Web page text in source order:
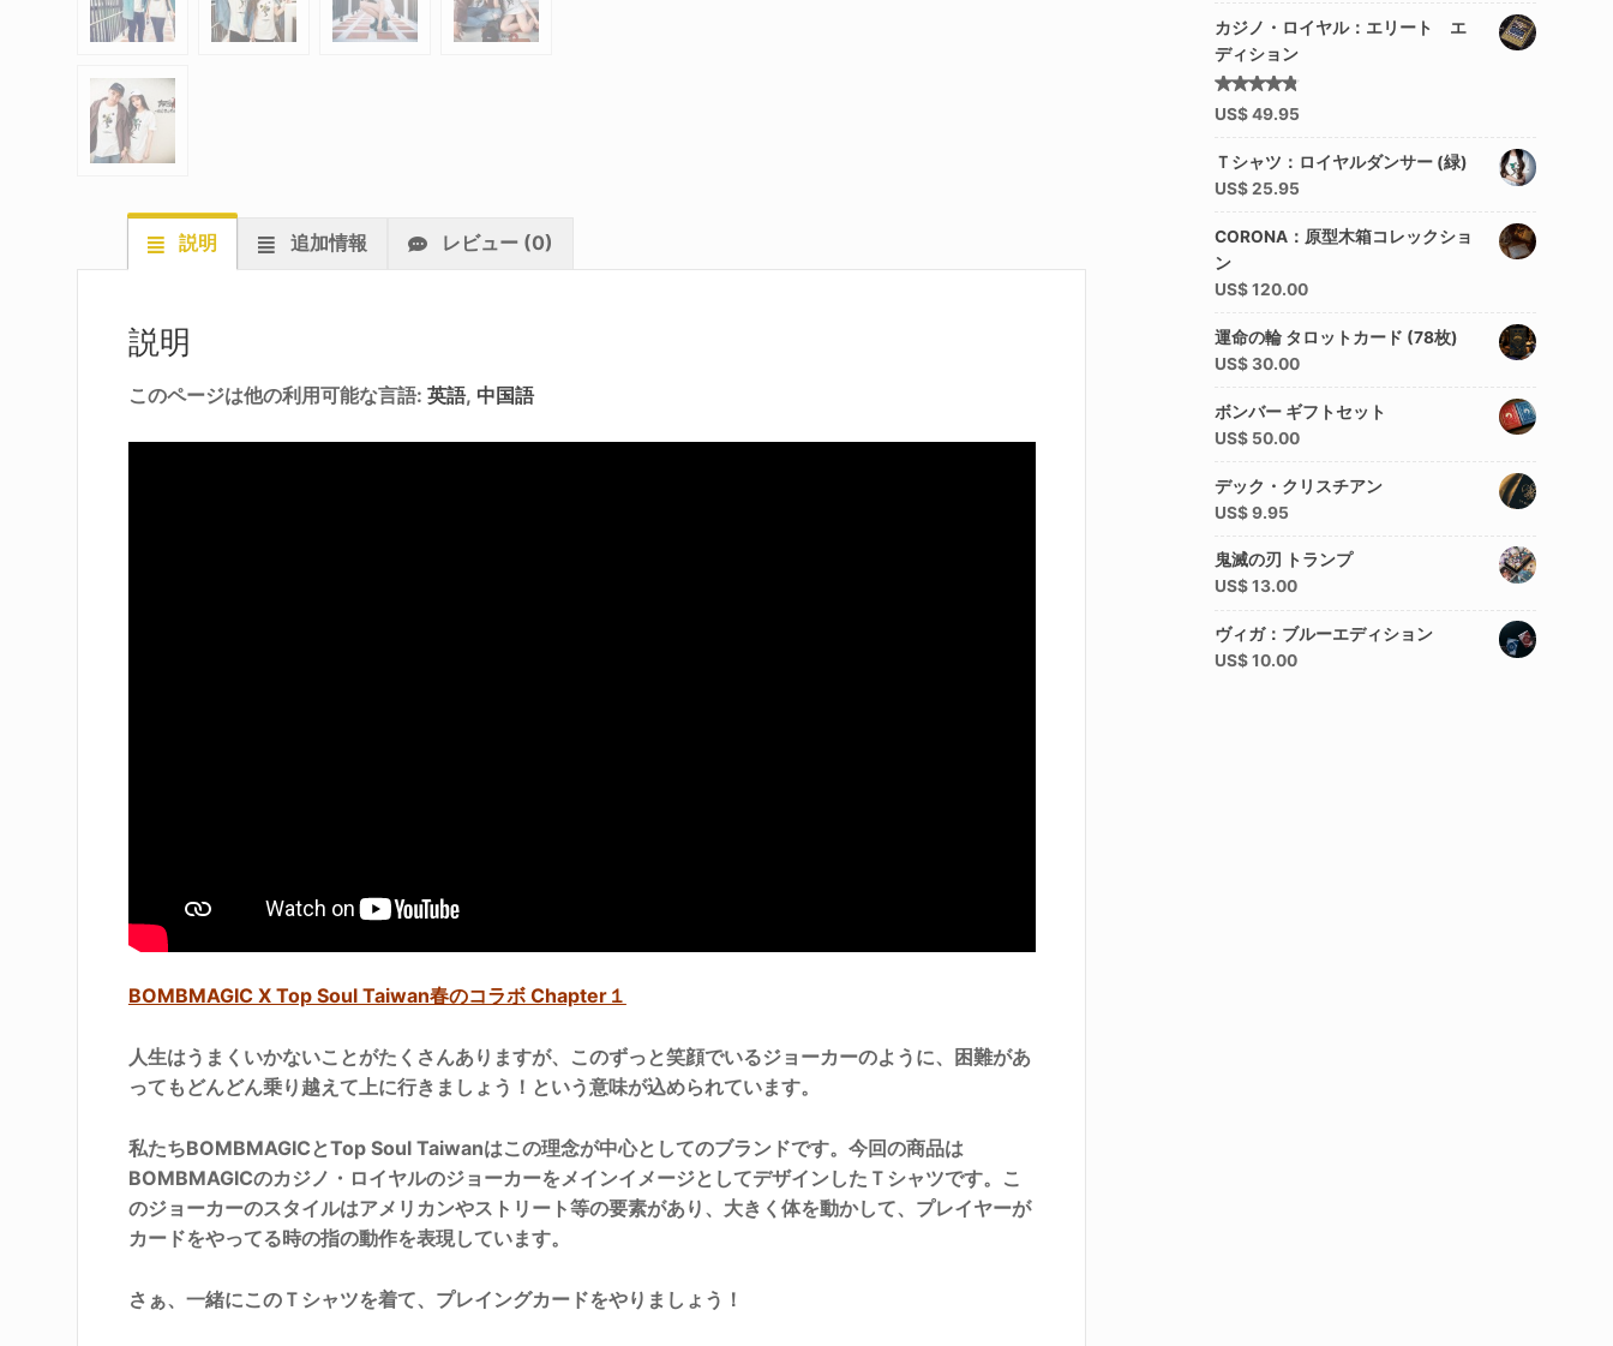
説明 追加情報 レビュー (0)
説明
このページは他の利用可能な言語: 英語 中国語
BOMBMAGIC X Top Soul Taiwan春のコラボ Chapter１
人生はうまくいかないことがたくさんありますが、このずっと笑顔でいるジョーカーのように、困難があ
ってもどんどん乗り越えて上に行きましょう！という意味が込められています。
私たちBOMBMAGICとTop Soul Taiwanはこの理念が中心としてのブランドです。 今回の商品は
BOMBMAGICのカジノ・ロイヤルのジョーカーをメインイメージとしてデザインしたＴシャツです。こ
のジョーカーのスタイルはアメリカンやストリート等の要素があり、大きく体を動かして、プレイヤーが
カードをやってる時の指の動作を表現しています。
さぁ、一緒にこのＴシャツを着て、プレイングカードをやりましょう！
カジノ・ロイヤル：エリート エ
ディション
5段階中
4.50
US$49.95
Ｔシャツ：ロイヤルダンサー (緑)
US$25.95
CORONA：原型木箱コレックショ
ン
US$120.00
運命の輪 タロットカード (78枚)
US$30.00
ボンバー ギフトセット
US$50.00
デック・クリスチアン
US$9.95
鬼滅の刃 トランプ
US$13.00
ヴィガ：ブルーエディション
US$10.00